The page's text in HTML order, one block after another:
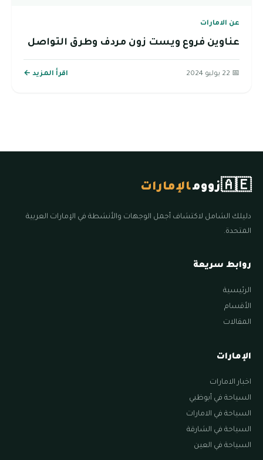
عن الامارات
عناوين فروع ويست زون مردف وطرق التواصل
📅 22 يوليو 2024 اقرأ المزيد ←
🇦🇪زوومالإمارات
دليلك الشامل لاكتشاف أجمل الوجهات والأنشطة في الإمارات العربية
المتحدة.
روابط سريعة
الرئيسية
الأقسام
المقالات
الإمارات
اخبار الامارات
السياحة في أبوظبي
السياحة في الامارات
السياحة في الشارقة
السياحة في العين